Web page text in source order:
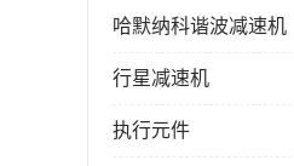
哈默纳科谐波减速机
行星减速机
执行元件